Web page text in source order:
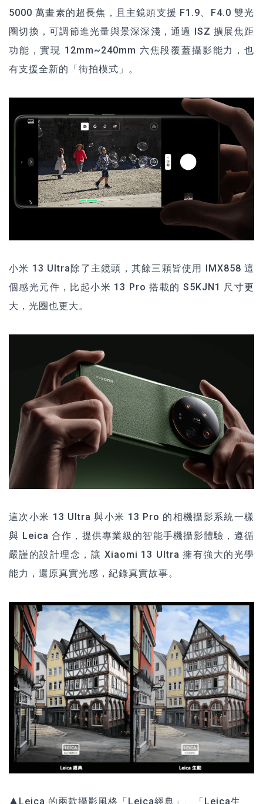
5000 萬畫素的超長焦，且主鏡頭支援 F1.9、F4.0 雙光
圈切換，可調節進光量與景深深淺，通過 ISZ 擴展焦距
功能，實現 12mm~240mm 六焦段覆蓋攝影能力，也
有支援全新的「街拍模式」。
小米 13 Ultra除了主鏡頭，其餘三顆皆使用 IMX858 這
個感光元件，比起小米 13 Pro 搭載的 S5KJN1 尺寸更
大，光圈也更大。
這次小米 13 Ultra 與小米 13 Pro 的相機攝影系統一樣
與 Leica 合作，提供專業級的智能手機攝影體驗，遵循
嚴謹的設計理念，讓 Xiaomi 13 Ultra 擁有強大的光學
能力，還原真實光感，紀錄真實故事。
▲Leica 的兩款攝影風格「Leica經典」、「Leica生